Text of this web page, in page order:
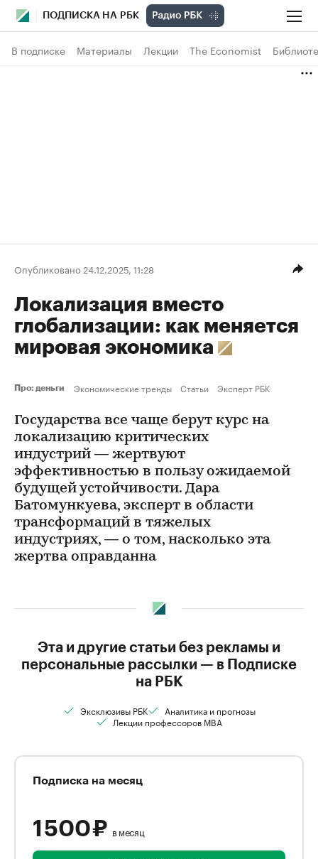
ПОДПИСКА НА РБК
В подписке Материалы Лекции The Economist
Опубликовано 24.12.2025, 11:28
Локализация вместо
глобализации: как меняется
мировая экономика
Про: деньги Экономические тренды Статьи Эксперт РБК
Государства все чаще берут курс на
локализацию критических
индустрий — жертвуют
эффективностью в пользу ожидаемой
будущей устойчивости. Дара
Батомункуева, эксперт в области
трансформаций в тяжелых
индустриях, — о том, насколько эта
жертва оправданна
Эта и другие статьи без рекламы и
персональные рассылки — в Подписке
на РБК
Эксклюзивы РБК
Аналитика и прогнозы
Лекции профессоров MBA
Подписка на месяц
1 500 ₽ в месяц